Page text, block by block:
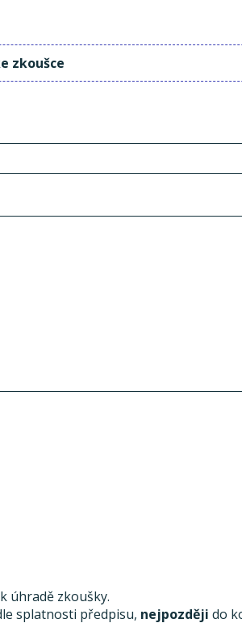
zkoušce
úhradě zkoušky.
splatnosti předpisu, nejpozději do